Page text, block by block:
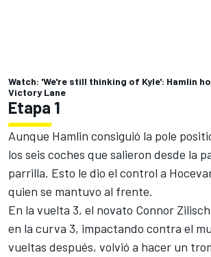
Watch: 'We're still thinking of Kyle': Hamlin
Victory Lane
Etapa 1
Aunque Hamlin consiguió la pole
los seis coches que salieron desde la
parrilla. Esto le dio el control a
quien se mantuvo al frente.
En la vuelta 3, el novato Connor
en la curva 3, impactando contra el
vueltas después, volvió a hacer un